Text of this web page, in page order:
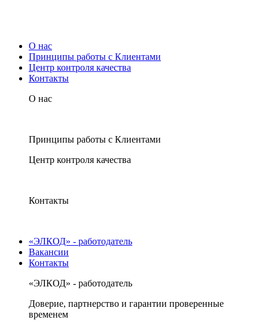
О нас
Принципы работы с Клиентами
Центр контроля качества
Контакты
О нас
Принципы работы с Клиентами
Центр контроля качества
Контакты
«ЭЛКОД» - работодатель
Вакансии
Контакты
«ЭЛКОД» - работодатель
Доверие, партнерство и гарантии проверенные
временем